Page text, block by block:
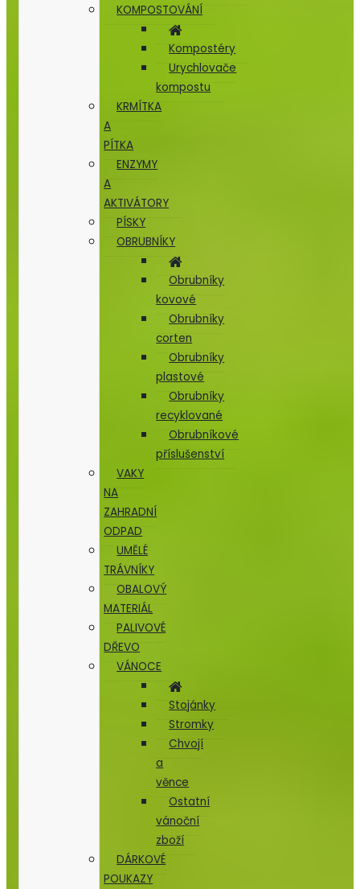
KOMPOSTOVÁNÍ
Kompostéry
Urychlovače
kompostu
KRMÍTKA
A
PÍTKA
ENZYMY
A
AKTIVÁTORY
PÍSKY
OBRUBNÍKY
Obrubníky
kovové
Obrubníky
corten
Obrubníky
plastové
Obrubníky
recyklované
Obrubníkové
příslušenství
VAKY
NA
ZAHRADNÍ
ODPAD
UMĚLÉ
TRÁVNÍKY
OBALOVÝ
MATERIÁL
PALIVOVÉ
DŘEVO
VÁNOCE
Stojánky
Stromky
Chvojí
a
věnce
Ostatní
vánoční
zboží
DÁRKOVÉ
POUKAZY